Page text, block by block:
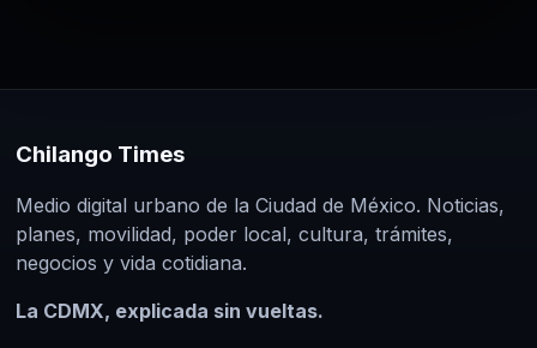
Chilango Times
Medio digital urbano de la Ciudad de México. Noticias,
planes, movilidad, poder local, cultura, trámites,
negocios y vida cotidiana.
La CDMX, explicada sin vueltas.